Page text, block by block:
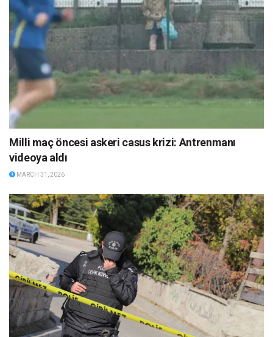
Milli maç öncesi askeri casus krizi: Antrenmanı
videoya aldı
MARCH 31, 2026